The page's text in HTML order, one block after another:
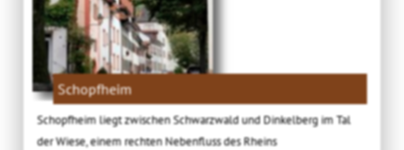
Schopfheim
Schopfheim liegt zwischen Schwarzwald und Dinkelberg im Tal
der Wiese, einem rechten Nebenfluss des Rheins